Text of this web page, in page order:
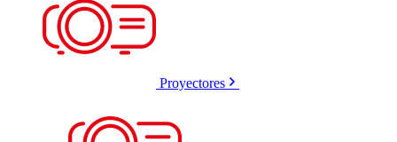
Proyectores